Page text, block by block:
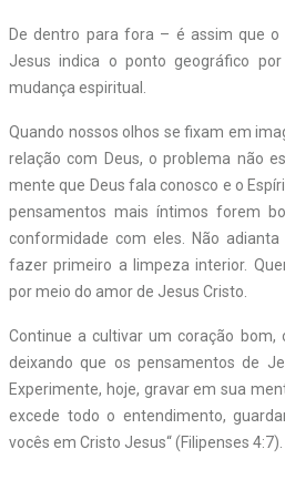
De dentro para fora – é assim que o
Jesus indica o ponto geográfico
mudança espiritual.
Quando nossos olhos se fixam em
relação com Deus, o problema não
mente que Deus fala conosco e o
pensamentos mais íntimos forem
conformidade com eles. Não
fazer primeiro a limpeza interior.
por meio do amor de Jesus Cristo.
Continue a cultivar um coração bom,
deixando que os pensamentos de
Experimente, hoje, gravar em sua
excede todo o entendimento,
vocês em Cristo Jesus“ (Filipenses 4:7).